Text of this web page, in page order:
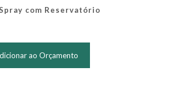
com Reservatório
ao Orçamento